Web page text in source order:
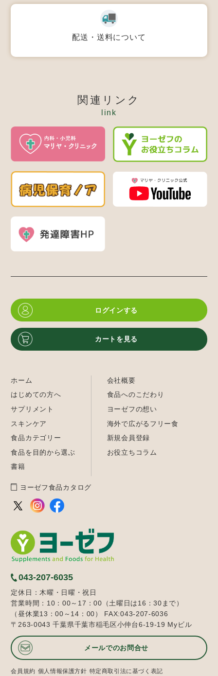
配送・送料について
関連リンク
link
043-207-6035
定休日：木曜・日曜・祝日
営業時間：10：00～17：00（土曜日は16：30まで）
（昼休業13：00～14：00） FAX:043-207-6036
〒263-0043 千葉県千葉市稲毛区小仲台6-19-19 Myビル
メールでのお問合せ
会員規約 個人情報保護方針 特定商取引法に基づく表記
ログインする
カートを見る
ホーム
はじめての方へ
サプリメント
スキンケア
食品カテゴリー
食品を目的から選ぶ
書籍
会社概要
食品へのこだわり
ヨーゼフの想い
海外で広がるフリー食
新規会員登録
お役立ちコラム
ヨーゼフ食品カタログ